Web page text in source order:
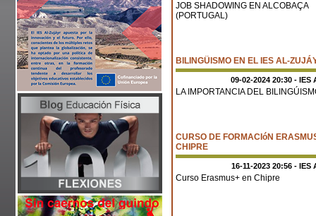
JOB SHADOWING EN ALCOBAÇA
(PORTUGAL)
BILINGÜISMO EN EL IES AL-
09-02-2024 20:30 - IES
LA IMPORTANCIA DEL
CURSO DE FORMACIóN
CHIPRE
16-11-2023 20:56 - IES
Curso Erasmus+ en Chipre